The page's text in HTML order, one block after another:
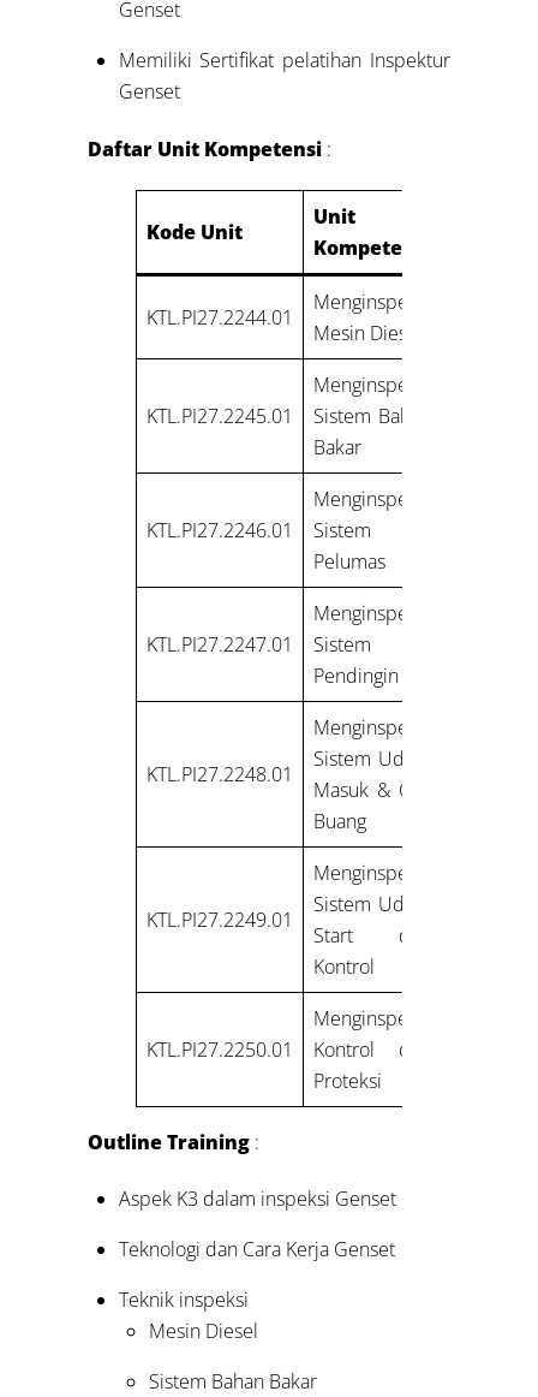
Genset
Memiliki Sertifikat pelatihan Inspektur
Genset
Daftar Unit Kompetensi :
Kode Unit
Unit
Kompetensi
KTL.PI27.2244.01
Menginspeksi
Mesin Diesel
KTL.PI27.2245.01
Menginspeksi
Sistem Bahan
Bakar
KTL.PI27.2246.01
Menginspeksi
Sistem
Pelumas
KTL.PI27.2247.01
Menginspeksi
Sistem Air
Pendingin
KTL.PI27.2248.01
Menginspeksi
Sistem Udara
Masuk & Gas
Buang
KTL.PI27.2249.01
Menginspeksi
Sistem Udara
Start dan
Kontrol
KTL.PI27.2250.01
Menginspeksi
Kontrol dan
Proteksi
Outline Training :
Aspek K3 dalam inspeksi Genset
Teknologi dan Cara Kerja Genset
Teknik inspeksi
Mesin Diesel
Sistem Bahan Bakar